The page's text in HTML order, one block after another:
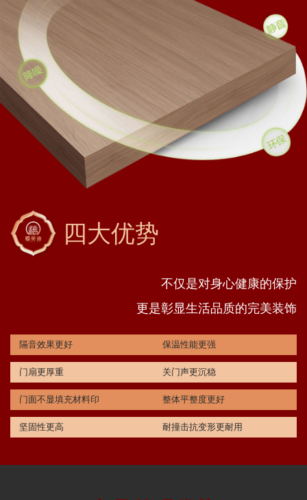
四大优势
不仅是对身心健康的保护
更是彰显生活品质的完美装饰
隔音效果更好 保温性能更强
门扇更厚重 关门声更沉稳
门面不显填充材料印 整体平整度更好
坚固性更高 耐撞击抗变形更耐用